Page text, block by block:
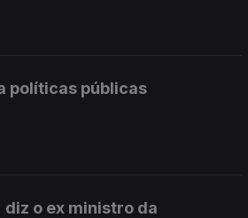
políticas públicas
o ex ministro da